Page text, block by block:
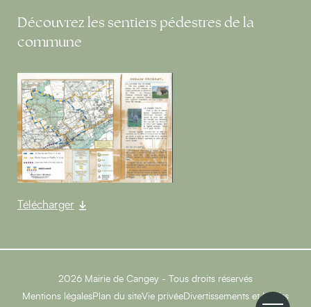
Découvrez les sentiers pédestres de la
commune
Télécharger
2026 Mairie de Cangey - Tous droits réservés
Mentions légalesPlan du siteVie privéeDivertissements et Loisirs